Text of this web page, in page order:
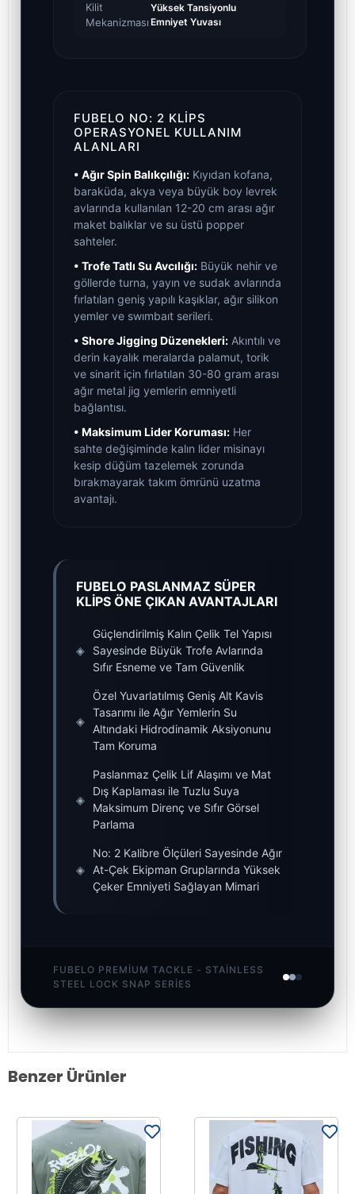
Kilit
Mekanizması
Yüksek Tansiyonlu
Emniyet Yuvası
FUBELO NO: 2 KLIPS
OPERASYONEL KULLANIM
ALANLARI
• Ağır Spin Balıkçılığı: Kıyıdan kofana,
baraküda, akya veya büyük boy levrek
avlarında kullanılan 12-20 cm arası ağır
maket balıklar ve su üstü popper
sahteler.
• Trofe Tatlı Su Avcılığı: Büyük nehir ve
göllerde turna, yayın ve sudak avlarında
fırlatılan geniş yapılı kaşıklar, ağır silikon
yemler ve swımbaıt serileri.
• Shore Jigging Düzenekleri: Akıntılı ve
derin kayalık meralarda palamut, torik
ve sinarit için fırlatılan 30-80 gram arası
ağır metal jig yemlerin emniyetli
bağlantısı.
• Maksimum Lider Koruması: Her
sahte değişiminde kalın lider misinayı
kesip düğüm tazelemek zorunda
bırakmayarak takım ömrünü uzatma
avantajı.
FUBELO PASLANMAZ SÜPER
KLİPS ÖNE ÇIKAN AVANTAJLARI
◈
Güçlendirilmiş Kalın Çelik Tel Yapısı
Sayesinde Büyük Trofe Avlarında
Sıfır Esneme ve Tam Güvenlik
◈
Özel Yuvarlatılmış Geniş Alt Kavis
Tasarımı ile Ağır Yemlerin Su
Altındaki Hidrodinamik Aksiyonunu
Tam Koruma
◈
Paslanmaz Çelik Lif Alaşımı ve Mat
Dış Kaplaması ile Tuzlu Suya
Maksimum Direnç ve Sıfır Görsel
Parlama
◈
No: 2 Kalibre Ölçüleri Sayesinde Ağır
At-Çek Ekipman Gruplarında Yüksek
Çeker Emniyeti Sağlayan Mimari
FUBELO PREMIUM TACKLE - STAINLESS
STEEL LOCK SNAP SERIES
Benzer Ürünler